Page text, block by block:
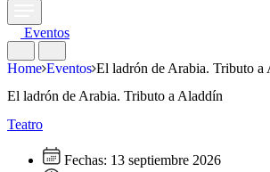
Eventos
Home Eventos El ladrón de Arabia. Tributo a
El ladrón de Arabia. Tributo a Aladdín
Teatro
Fechas: 13 septiembre 2026